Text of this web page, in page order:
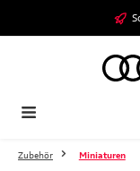
Zum Hauptinhalt springen
Zubehör Miniaturen